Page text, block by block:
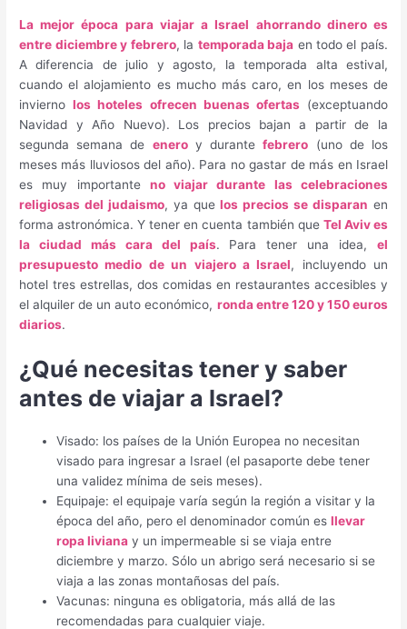
La mejor época para viajar a Israel ahorrando dinero es
entre diciembre y febrero, la temporada baja en todo el país.
A diferencia de julio y agosto, la temporada alta estival,
cuando el alojamiento es mucho más caro, en los meses de
inviernolos hoteles ofrecen buenas ofertas(exceptuando
Navidad y Año Nuevo). Los precios bajan a partir de la
segunda semana de eneroy durantefebrero (uno de los
meses más lluviosos del año). Para no gastar de más en Israel
es muy importante no viajar durante las celebraciones
religiosas del judaismo, ya quelos precios se disparan en
forma astronómica. Y tener en cuenta también que Tel Aviv es
la ciudad más cara del país. Para tener una idea, el
presupuesto medio de un viajero a Israel, incluyendo un
hotel tres estrellas, dos comidas en restaurantes accesibles y
el alquiler de un auto económico, ronda entre 120 y 150 euros
diarios.
¿Qué necesitas tener y saber
antes de viajar a Israel?
Visado: los países de la Unión Europea no necesitan
visado para ingresar a Israel (el pasaporte debe tener
una validez mínima de seis meses).
Equipaje: el equipaje varía según la región a visitar y la
época del año, pero el denominador común esllevar
ropa liviana y un impermeable si se viaja entre
diciembre y marzo. Sólo un abrigo será necesario si se
viaja a las zonas montañosas del país.
Vacunas: ninguna es obligatoria, más allá de las
recomendadas para cualquier viaje.